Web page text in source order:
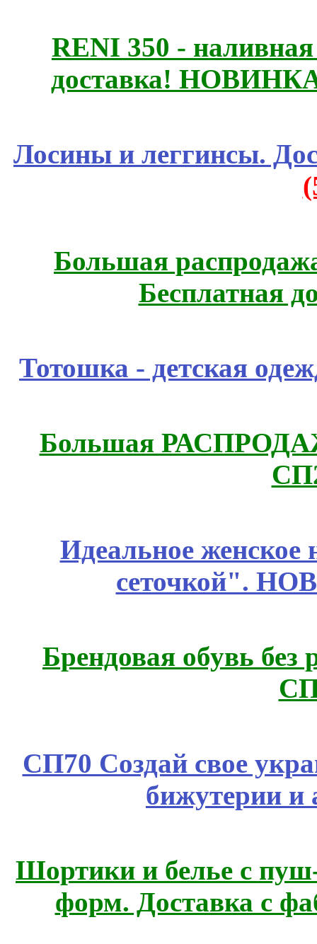
RENI 350 -
доставка!
Лосины и леггинсы.
Большая
Бесплатная
Тотошка - детская
Большая
Идеальное женское
сеточкой".
Брендовая обувь без
СП70 Создай свое
бижутерии и
Шортики и белье с
форм. Доставка с